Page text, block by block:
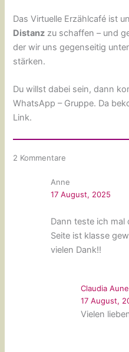
Das Virtuelle Erzählcafé ist
Distanz zu schaffen – und
der wir uns gegenseitig
stärken.
Du willst dabei sein, dann
WhatsApp – Gruppe. Da
Link.
2 Kommentare
Anne
17 August, 2025
Dann teste ich mal
Seite ist klasse
vielen Dank!!
Claudia
17 August,
Vielen